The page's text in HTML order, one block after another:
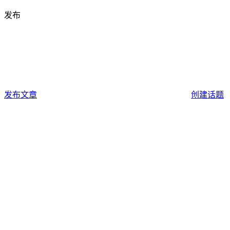
发布
发布文章 创建话题